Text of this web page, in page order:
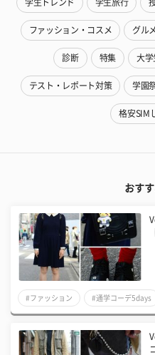
学生トレンド 学生旅行
ファッション・コスメ グルメ
診断 特集 大学
テスト・レポート対策 学園
格安SIM
おす
#ファッション #通学コーデ5days